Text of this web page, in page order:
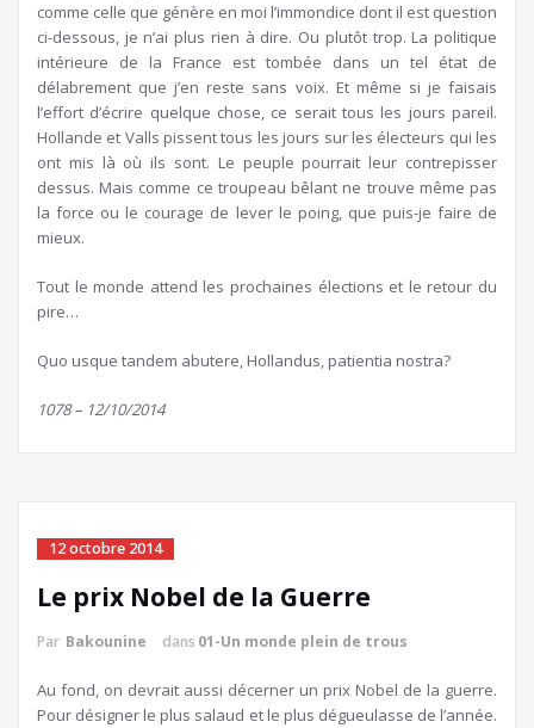
comme celle que génère en moi l’immondice dont il est question
ci-dessous, je n’ai plus rien à dire. Ou plutôt trop. La politique
intérieure de la France est tombée dans un tel état de
délabrement que j’en reste sans voix. Et même si je faisais
l’effort d’écrire quelque chose, ce serait tous les jours pareil.
Hollande et Valls pissent tous les jours sur les électeurs qui les
ont mis là où ils sont. Le peuple pourrait leur contrepisser
dessus. Mais comme ce troupeau bêlant ne trouve même pas
la force ou le courage de lever le poing, que puis-je faire de
mieux.
Tout le monde attend les prochaines élections et le retour du
pire…
Quo usque tandem abutere, Hollandus, patientia nostra?
1078 – 12/10/2014
12 octobre 2014
Le prix Nobel de la Guerre
Par Bakounine dans 01-Un monde plein de trous
Au fond, on devrait aussi décerner un prix Nobel de la guerre.
Pour désigner le plus salaud et le plus dégueulasse de l’année.